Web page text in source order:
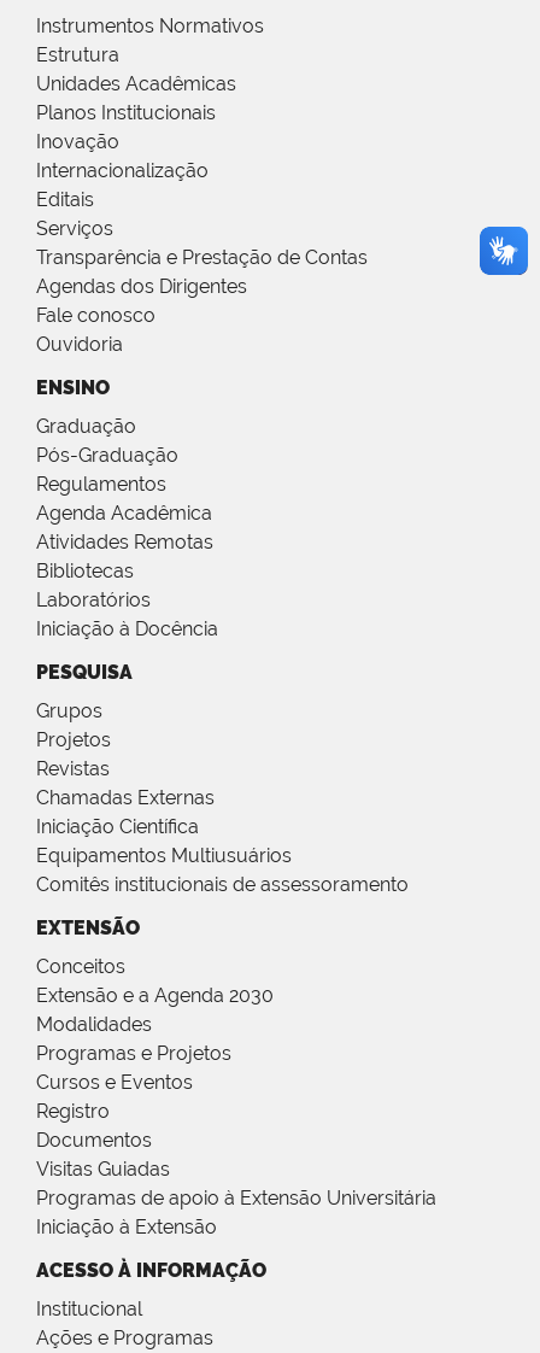
Instrumentos Normativos
Estrutura
Unidades Acadêmicas
Planos Institucionais
Inovação
Internacionalização
Editais
Serviços
Transparência e Prestação de Contas
Agendas dos Dirigentes
Fale conosco
Ouvidoria
ENSINO
Graduação
Pós-Graduação
Regulamentos
Agenda Acadêmica
Atividades Remotas
Bibliotecas
Laboratórios
Iniciação à Docência
PESQUISA
Grupos
Projetos
Revistas
Chamadas Externas
Iniciação Científica
Equipamentos Multiusuários
Comitês institucionais de assessoramento
EXTENSÃO
Conceitos
Extensão e a Agenda 2030
Modalidades
Programas e Projetos
Cursos e Eventos
Registro
Documentos
Visitas Guiadas
Programas de apoio à Extensão Universitária
Iniciação à Extensão
ACESSO À INFORMAÇÃO
Institucional
Ações e Programas